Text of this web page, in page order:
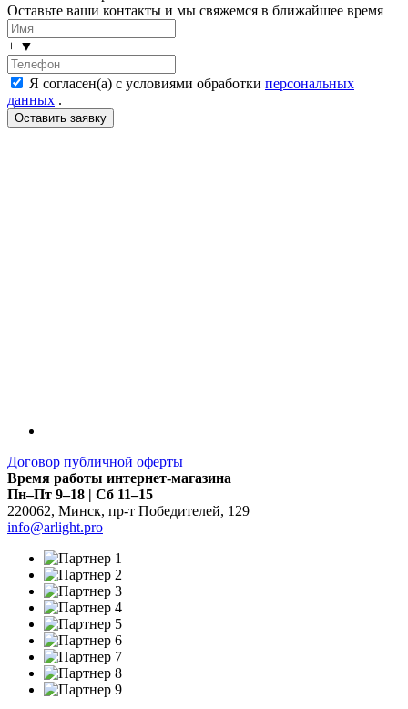
Оставьте ваши контакты и мы свяжемся в ближайшее время
+ ▼
Я согласен(а) с условиями обработки персональных
данных .
Договор публичной оферты
Время работы интернет-магазина
Пн–Пт 9–18 | Сб 11–15
220062, Минск, пр-т Победителей, 129
info@arlight.pro